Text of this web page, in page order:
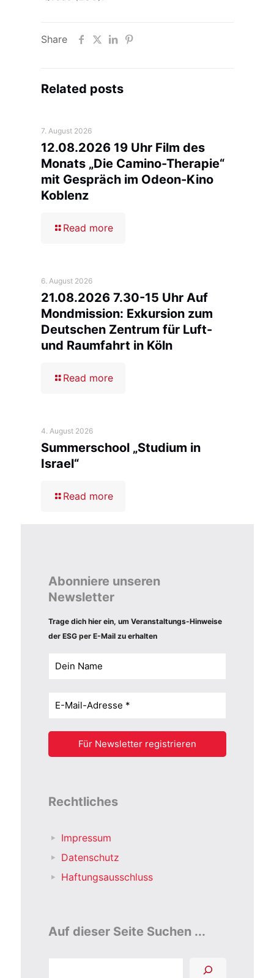
Share
Related posts
7. August 2026
12.08.2026 19 Uhr Film des
Monats „Die Camino-Therapie“
mit Gespräch im Odeon-Kino
Koblenz
Read more
6. August 2026
21.08.2026 7.30-15 Uhr Auf
Mondmission: Exkursion zum
Deutschen Zentrum für Luft-
und Raumfahrt in Köln
Read more
4. August 2026
Summerschool „Studium in
Israel“
Read more
Abonniere unseren
Newsletter
Trage dich hier ein, um Veranstaltungs-Hinweise
der ESG per E-Mail zu erhalten
Rechtliches
Impressum
Datenschutz
Haftungsausschluss
Auf dieser Seite Suchen ...